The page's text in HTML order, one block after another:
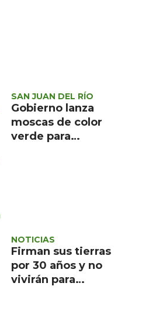
SAN JUAN DEL RÍO
Gobierno lanza
moscas de color
verde para
NOTICIAS
Firman sus tierras
por 30 años y no
vivirán para